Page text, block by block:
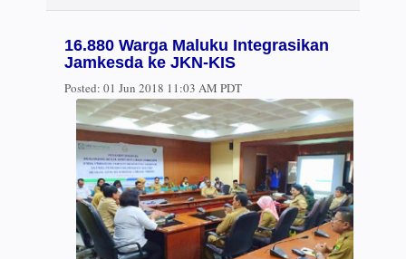
16.880 Warga Maluku Integrasikan
Jamkesda ke JKN-KIS
Posted: 01 Jun 2018 11:03 AM PDT